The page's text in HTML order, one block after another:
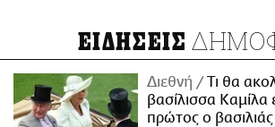
ΕΙΔΗΣΕΙΣ
Διεθνή
Τι θα
βασίλισσα Καμίλα
πρώτος ο